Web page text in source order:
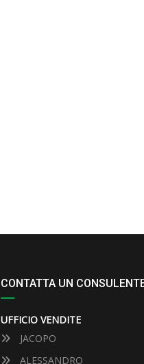
CONTATTA UN
UFFICIO VENDITE
JACOPO
ALESSANDRO